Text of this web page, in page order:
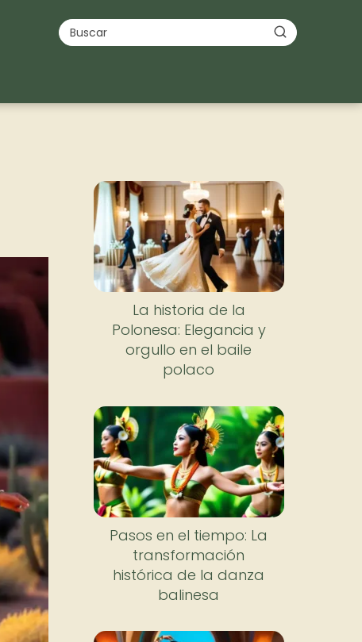
La historia de la
Polonesa: Elegancia y
orgullo en el baile
polaco
Pasos en el tiempo: La
transformación
histórica de la danza
balinesa